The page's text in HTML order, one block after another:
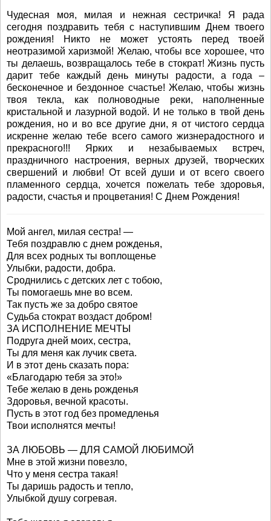
Чудесная моя, милая и нежная сестричка! Я рада
сегодня поздравить тебя с наступившим Днем твоего
рождения! Никто не может устоять перед твоей
неотразимой харизмой! Желаю, чтобы все хорошее, что
ты делаешь, возвращалось тебе в стократ! Жизнь пусть
дарит тебе каждый день минуты радости, а года –
бесконечное и бездонное счастье! Желаю, чтобы жизнь
твоя текла, как полноводные реки, наполненные
кристальной и лазурной водой. И не только в твой день
рождения, но и во все другие дни, я от чистого сердца
искренне желаю тебе всего самого жизнерадостного и
прекрасного!!! Ярких и незабываемых встреч,
праздничного настроения, верных друзей, творческих
свершений и любви! От всей души и от всего своего
пламенного сердца, хочется пожелать тебе здоровья,
радости, счастья и процветания! С Днем Рождения!
Мой ангел, милая сестра! —
Тебя поздравлю с днем рожденья,
Для всех родных ты воплощенье
Улыбки, радости, добра.
Сроднились с детских лет с тобою,
Ты помогаешь мне во всем.
Так пусть же за добро святое
Судьба стократ воздаст добром!
ЗА ИСПОЛНЕНИЕ МЕЧТЫ
Подруга дней моих, сестра,
Ты для меня как лучик света.
И в этот день сказать пора:
«Благодарю тебя за это!»
Тебе желаю в день рожденья
Здоровья, вечной красоты.
Пусть в этот год без промедленья
Твои исполнятся мечты!
ЗА ЛЮБОВЬ — ДЛЯ САМОЙ ЛЮБИМОЙ
Мне в этой жизни повезло,
Что у меня сестра такая!
Ты даришь радость и тепло,
Улыбкой душу согревая.